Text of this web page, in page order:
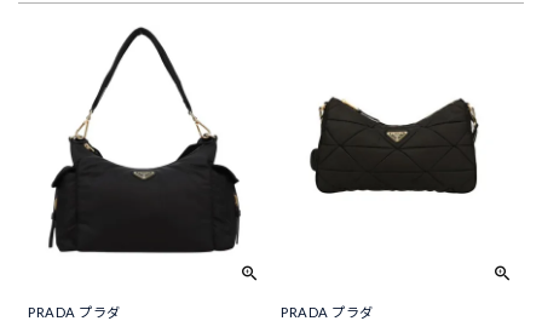
PRADA プラダ PRADA プラダ